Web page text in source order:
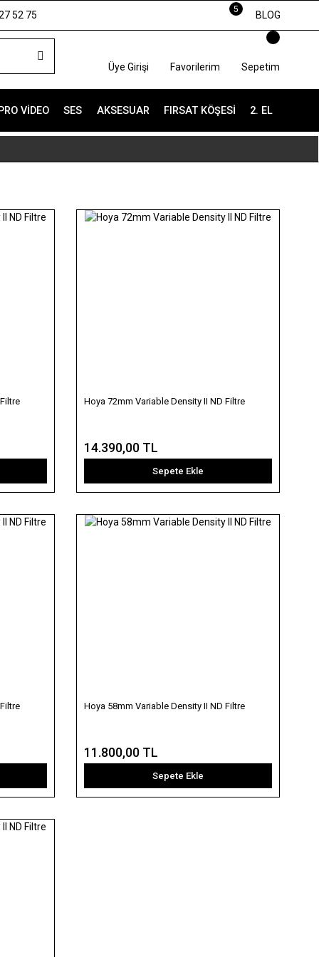
52 75
5
BLOG
Üye Girişi Favorilerim Sepetim
PRO VIDEO SES AKSESUAR FIRSAT KÖŞESI 2. EL
Hoya 72mm Variable Density II ND Filtre
14.390,00 TL
Sepete Ekle
Hoya 58mm Variable Density II ND Filtre
11.800,00 TL
Sepete Ekle